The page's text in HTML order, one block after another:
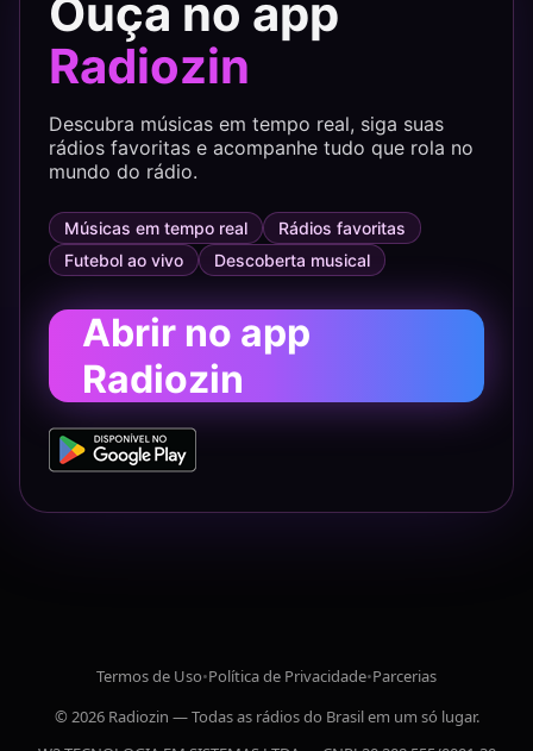
Ouça no app
Radiozin
Descubra músicas em tempo real, siga suas
rádios favoritas e acompanhe tudo que rola no
mundo do rádio.
Músicas em tempo real
Rádios favoritas
Futebol ao vivo
Descoberta musical
Abrir no app
Radiozin
Termos de Uso•Política de Privacidade•Parcerias
© 2026 Radiozin — Todas as rádios do Brasil em um só lugar.